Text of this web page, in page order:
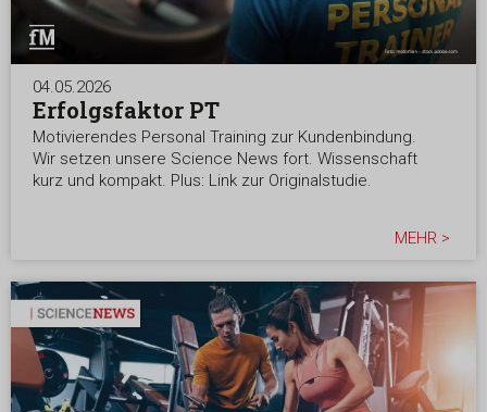
04.05.2026
Erfolgsfaktor PT
Motivierendes Personal Training zur Kundenbindung.
Wir setzen unsere Science News fort. Wissenschaft
kurz und kompakt. Plus: Link zur Originalstudie.
MEHR >